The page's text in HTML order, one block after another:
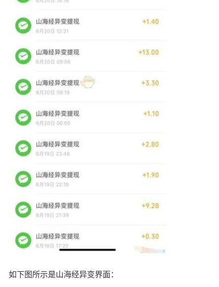
如下图所示是山海经异变界面：